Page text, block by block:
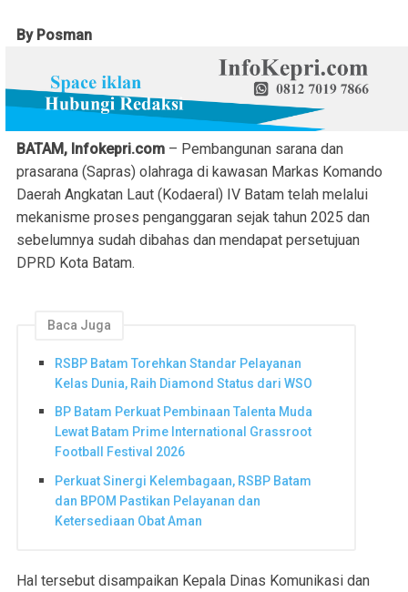
By Posman
BATAM, Infokepri.com – Pembangunan sarana dan
prasarana (Sapras) olahraga di kawasan Markas Komando
Daerah Angkatan Laut (Kodaeral) IV Batam telah melalui
mekanisme proses penganggaran sejak tahun 2025 dan
sebelumnya sudah dibahas dan mendapat persetujuan
DPRD Kota Batam.
Baca Juga
RSBP Batam Torehkan Standar Pelayanan
Kelas Dunia, Raih Diamond Status dari WSO
BP Batam Perkuat Pembinaan Talenta Muda
Lewat Batam Prime International Grassroot
Football Festival 2026
Perkuat Sinergi Kelembagaan, RSBP Batam
dan BPOM Pastikan Pelayanan dan
Ketersediaan Obat Aman
Hal tersebut disampaikan Kepala Dinas Komunikasi dan